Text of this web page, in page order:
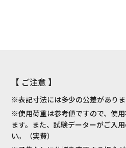
【 ご注意 】
※表記寸法には多少の公差がありま
※使用荷重は参考値ですので、使
ます。また、試験データーがご入
い。（実費）